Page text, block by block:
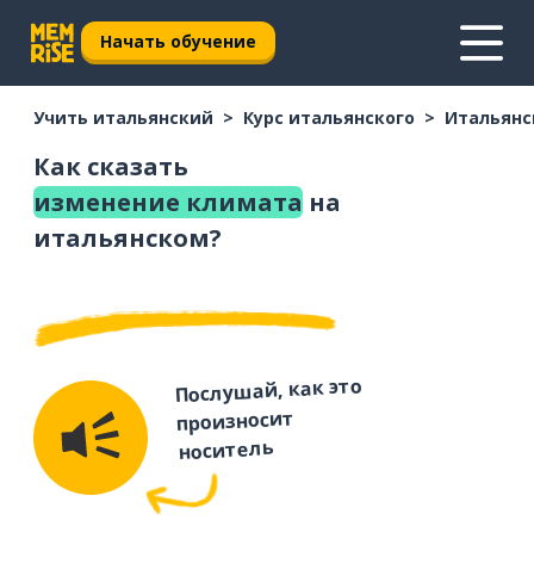
Начать обучение
Учить итальянский Курс итальянского
Как сказать
изменение климата на
итальянском?
Послушай, как это
произносит
носитель